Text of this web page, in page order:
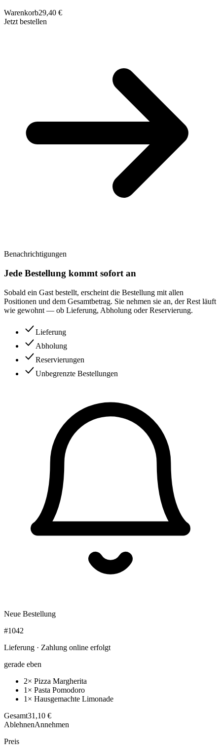
Warenkorb29,40 €
Jetzt bestellen
Benachrichtigungen
Jede Bestellung kommt sofort an
Sobald ein Gast bestellt, erscheint die Bestellung mit allen
Positionen und dem Gesamtbetrag. Sie nehmen sie an, der Rest läuft
wie gewohnt — ob Lieferung, Abholung oder Reservierung.
Lieferung
Abholung
Reservierungen
Unbegrenzte Bestellungen
Neue Bestellung
#1042
Lieferung · Zahlung online erfolgt
gerade eben
2× Pizza Margherita
1× Pasta Pomodoro
1× Hausgemachte Limonade
Gesamt31,10 €
AblehnenAnnehmen
Preis